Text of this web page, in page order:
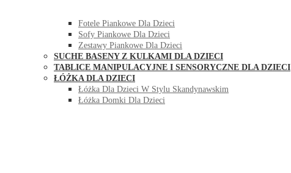
Fotele Piankowe Dla Dzieci
Sofy Piankowe Dla Dzieci
Zestawy Piankowe Dla Dzieci
SUCHE BASENY Z KULKAMI DLA DZIECI
TABLICE MANIPULACYJNE I SENSORYCZNE DLA DZIECI
ŁÓŻKA DLA DZIECI
Łóżka Dla Dzieci W Stylu Skandynawskim
Łóżka Domki Dla Dzieci